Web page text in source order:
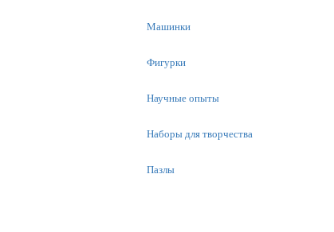
Машинки
Фигурки
Научные опыты
Наборы для творчества
Пазлы